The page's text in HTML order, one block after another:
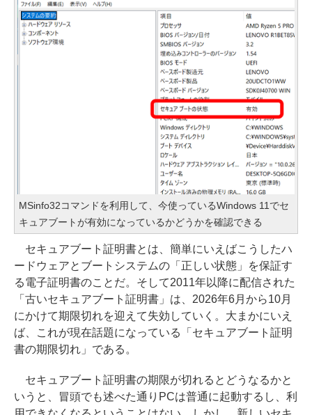
MSinfo32コマンドを利用して、今使っているWindows 11でセ
キュアブートが有効になっているかどうかを確認できる
セキュアブート証明書とは、簡単にいえばこうしたハ
ードウェアとブートシステムの「正しい状態」を保証す
る電子証明書のことだ。そして2011年以降に配信された
「古いセキュアブート証明書」は、2026年6月から10月
にかけて期限切れを迎えて失効していく。大まかにいえ
ば、これが現在話題になっている「セキュアブート証明
書の期限切れ」である。
セキュアブート証明書の期限が切れるとどうなるかと
いうと、冒頭でも述べた通りPCは普通に起動するし、利